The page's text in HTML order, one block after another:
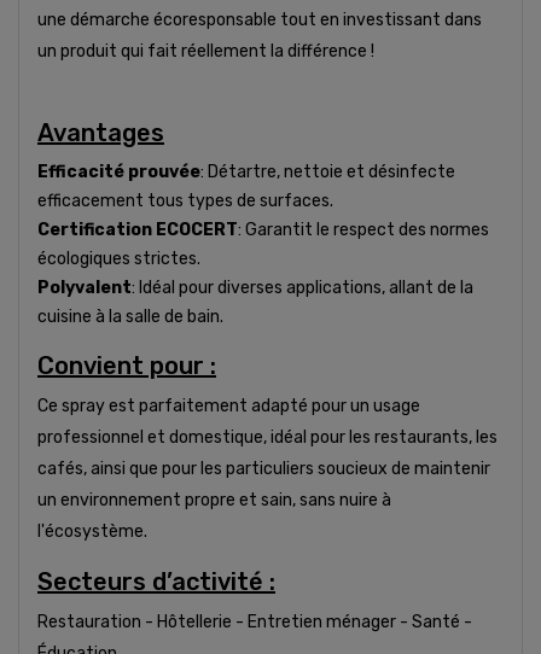
une démarche écoresponsable tout en investissant dans
un produit qui fait réellement la différence !
Avantages
Efficacité prouvée: Détartre, nettoie et désinfecte
efficacement tous types de surfaces.
Certification ECOCERT: Garantit le respect des normes
écologiques strictes.
Polyvalent: Idéal pour diverses applications, allant de la
cuisine à la salle de bain.
Convient pour :
Ce spray est parfaitement adapté pour un usage
professionnel et domestique, idéal pour les restaurants, les
cafés, ainsi que pour les particuliers soucieux de maintenir
un environnement propre et sain, sans nuire à
l'écosystème.
Secteurs d’activité :
Restauration - Hôtellerie - Entretien ménager - Santé -